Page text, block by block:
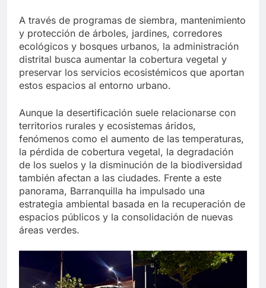
A través de programas de siembra, mantenimiento
y protección de árboles, jardines, corredores
ecológicos y bosques urbanos, la administración
distrital busca aumentar la cobertura vegetal y
preservar los servicios ecosistémicos que aportan
estos espacios al entorno urbano.
Aunque la desertificación suele relacionarse con
territorios rurales y ecosistemas áridos,
fenómenos como el aumento de las temperaturas,
la pérdida de cobertura vegetal, la degradación
de los suelos y la disminución de la biodiversidad
también afectan a las ciudades. Frente a este
panorama, Barranquilla ha impulsado una
estrategia ambiental basada en la recuperación de
espacios públicos y la consolidación de nuevas
áreas verdes.